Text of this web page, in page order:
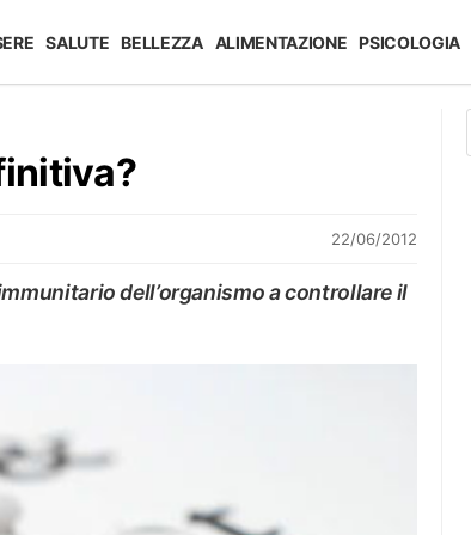
SALUTE BELLEZZA ALIMENTAZIONE PSICOLOGIA
22/06/2012
dell’organismo a controllare il